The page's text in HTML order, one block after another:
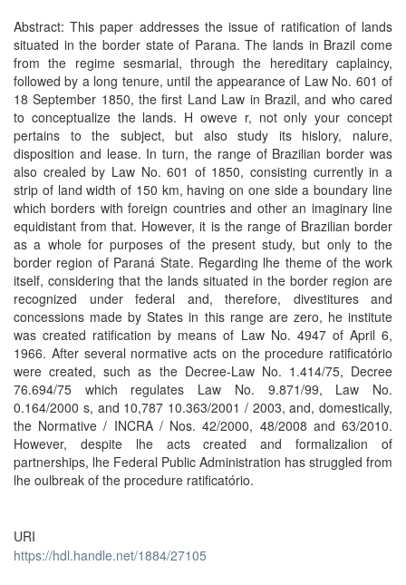
Abstract: This paper addresses the issue of ratification of lands
situated in the border state of Parana. The lands in Brazil come
from the regime sesmarial, through the hereditary caplaincy,
followed by a long tenure, until the appearance of Law No. 601 of
18 September 1850, the first Land Law in Brazil, and who cared
to conceptualize the lands. H oweve r, not only your concept
pertains to the subject, but also study its hislory, nalure,
disposition and lease. In turn, the range of Brazilian border was
also crealed by Law No. 601 of 1850, consisting currently in a
strip of land width of 150 km, having on one side a boundary line
which borders with foreign countries and other an imaginary line
equidistant from that. However, it is the range of Brazilian border
as a whole for purposes of the present study, but only to the
border region of Paraná State. Regarding lhe theme of the work
itself, considering that the lands situated in the border region are
recognized under federal and, therefore, divestitures and
concessions made by States in this range are zero, he institute
was created ratification by means of Law No. 4947 of April 6,
1966. After several normative acts on the procedure ratificatório
were created, such as the Decree-Law No. 1.414/75, Decree
76.694/75 which regulates Law No. 9.871/99, Law No.
0.164/2000 s, and 10,787 10.363/2001 / 2003, and, domestically,
the Normative / INCRA / Nos. 42/2000, 48/2008 and 63/2010.
However, despite lhe acts created and formalizalion of
partnerships, lhe Federal Public Administration has struggled from
lhe oulbreak of the procedure ratificatório.
URI
https://hdl.handle.net/1884/27105